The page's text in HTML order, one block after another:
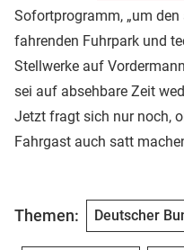
Sofortprogramm, „um
fahrenden Fuhrpark und
Stellwerke auf
sei auf absehbare Zeit
Jetzt fragt sich nur noch,
Fahrgast auch satt
Themen: Deutscher